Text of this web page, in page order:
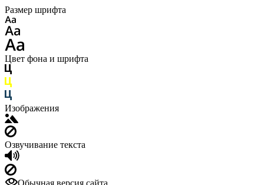
Размер шрифта
Цвет фона и шрифта
Изображения
Озвучивание текста
Обычная версия сайта